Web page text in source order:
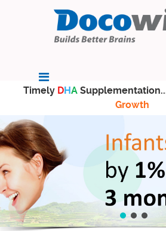
Timely DHA
Growth